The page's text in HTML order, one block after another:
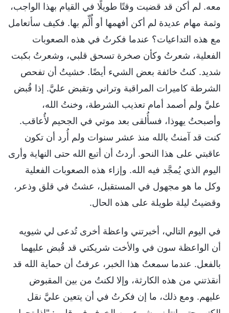
معه. لم أكن قد قضيت وقتًا طويلًا في القيام بهذا الواجب،
وثمة مهام عديدة لم أكن أفهمها أو أُلِّم بها. فكيف سأتعامل
مع هذه التداعيات؟ عندما فكرتُ في هذه الصعوبات
الفعلية، شعرتُ وكأن صخرة تسحق قلبي، وشعرتُ بكبت
شديد. كنتُ خائفة بعض الشيء أيضًا. خشيتُ أن تفحص
الشرطة كاميرات المراقبة وتراني وتقبض عليَّ. إذا قُبض
عليَّ ولم أصمد أمام تعذيب الشرطة، وخنتُ الله،
وأصبحتُ يهوذا، فسأُلقى بعد موتي في الجحيم لأُعاقب.
كنت قد آمنتُ بالله منذ عشر سنوات ولم أُرد أن تكون
عاقبتي على هذا النحو. أردتُ أن أتبع الله حتى النهاية وأرى
اليوم الذي يُمجَّد فيه الله. وإزاء هذه الصعوبات الفعلية
وكل ما هو مجهول في المستقبل، عشتُ في قلق وذعر،
وقضيتُ ليلة طويلة على هذه الحال.
في اليوم التالي، أخبرتني واعظة أخرى تُدعى لي شيويه
أن الواعظة سون في والأخت شريكتي قد قُبض عليهما
بالفعل. عندما سمعتُ هذا الخبر، عرفتُ أن حماية الله قد
أنقذتني من هذه الكارثة، وإلا لكنتُ من بين المقبوض
عليهم. ومع ذلك، ما إن فكرتُ في أن يتعين عليَّ نقل